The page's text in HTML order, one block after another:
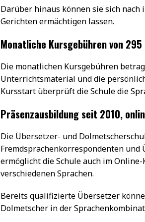
Darüber hinaus können sie sich
Gerichten ermächtigen lassen.
Monatliche Kursgebühren von 295
Die monatlichen Kursgebühren
Unterrichtsmaterial und die
Kursstart überprüft die Schule die
Präsenzausbildung seit 2010,
Die Übersetzer- und
Fremdsprachenkorrespondenten und
ermöglicht die Schule auch im
verschiedenen Sprachen.
Bereits qualifizierte Übersetzer
Dolmetscher in der